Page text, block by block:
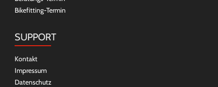
Bikefitting-Termin
SUPPORT
Kontakt
Impressum
Datenschutz